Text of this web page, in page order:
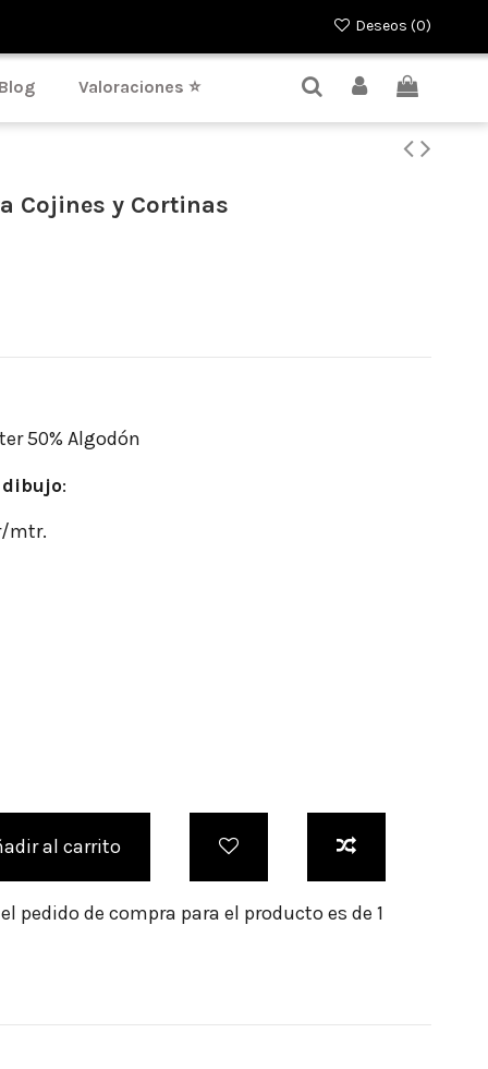
Deseos (0)
Blog Valoraciones ⭐
Cojines y Cortinas
50% Algodón
:
mtr.
al carrito
pedido de compra para el producto es de 1